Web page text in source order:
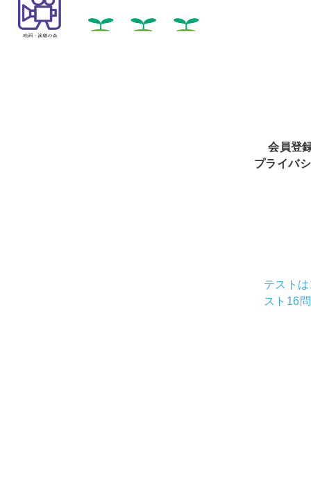
会員登
プライバ
テスト
スト16